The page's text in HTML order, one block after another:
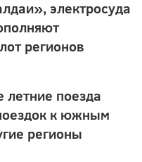
электросуда
регионов
поезда
к южным
регионы